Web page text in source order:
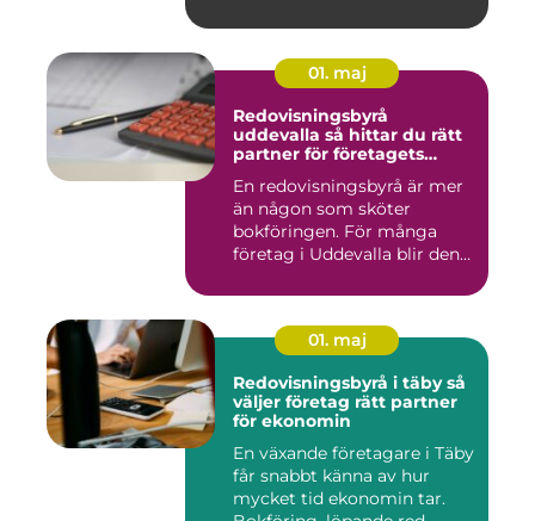
01. maj
Redovisningsbyrå
uddevalla så hittar du rätt
partner för företagets
En redovisningsbyrå är mer
än någon som sköter
bokföringen. För många
företag i Uddevalla blir den
01. maj
Redovisningsbyrå i täby så
väljer företag rätt partner
för ekonomin
En växande företagare i Täby
får snabbt känna av hur
mycket tid ekonomin tar.